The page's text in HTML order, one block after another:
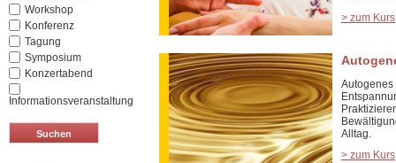
Workshop
Konferenz
Tagung
Symposium
Konzertabend
Informationsveranstaltung
> zum Kurs
Alltag.
> zum Kurs